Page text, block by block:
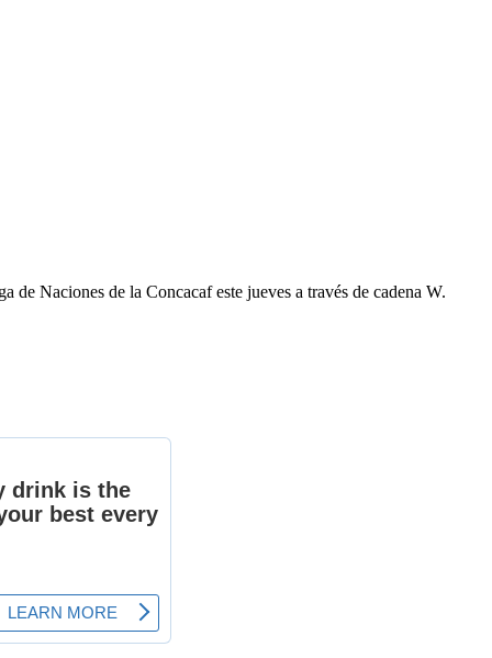
de Naciones de la Concacaf este jueves a través de cadena W.